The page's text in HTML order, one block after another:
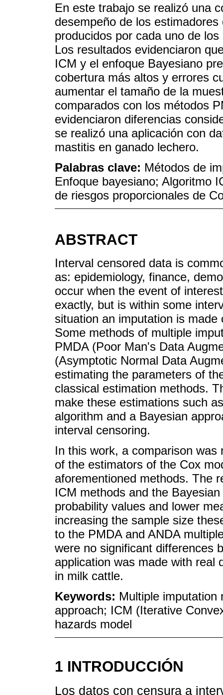
En este trabajo se realizó una
desempeño de los
producidos por cada uno de
Los resultados evidenciaron
ICM y el enfoque Bayesiano
cobertura más altos y errores
aumentar el tamaño de la
comparados con los métodos
evidenciaron diferencias
se realizó una aplicación con
mastitis en ganado lechero.
Palabras clave: Métodos de
Enfoque bayesiano; Algoritmo
de riesgos proporcionales de
ABSTRACT
Interval censored data is
as: epidemiology, finance,
occur when the event of
exactly, but is within some
situation an imputation is
Some methods of multiple
PMDA (Poor Man's Data
(Asymptotic Normal Data
estimating the parameters of
classical estimation methods.
make these estimations such
algorithm and a Bayesian
interval censoring.
In this work, a comparison
of the estimators of the Cox
aforementioned methods. The
ICM methods and the
probability values and lower
increasing the sample size
to the PMDA and ANDA
were no significant differences
application was made with real
in milk cattle.
Keywords: Multiple imputation
approach; ICM (Iterative
hazards model
1 INTRODUCCIÓN
Los datos con censura a